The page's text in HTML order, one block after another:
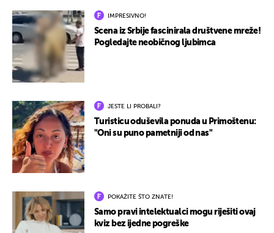
IMPRESIVNO!
Scena iz Srbije fascinirala društvene mreže!
Pogledajte neobičnog ljubimca
JESTE LI PROBALI?
Turisticu oduševila ponuda u Primoštenu:
"Oni su puno pametniji od nas"
POKAŽITE ŠTO ZNATE!
Samo pravi intelektualci mogu riješiti ovaj
kviz bez ijedne pogreške